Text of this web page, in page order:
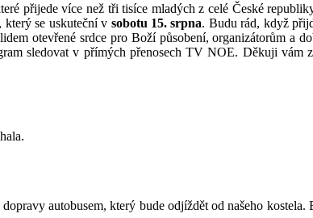
přijede více než tři tisíce mladých z celé České
, který se uskuteční v sobotu 15. srpna. Budu rád, když
otevřené srdce pro Boží působení, organizátorům a
sledovat v přímých přenosech TV NOE. Děkuji vám
autobusem, který bude odjíždět od našeho kostela.